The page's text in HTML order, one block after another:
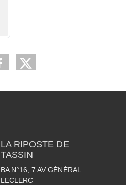
LA RIPOSTE DE
TASSIN
BA N°16, 7 AV GÉNÉRAL
LECLERC